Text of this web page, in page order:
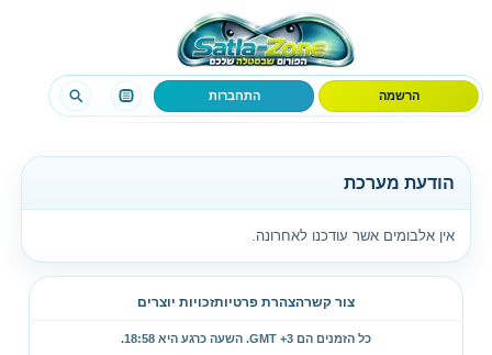
הרשמה התחברות
הודעת מערכת
אין אלבומים אשר עודכנו לאחרונה.
צור קשרהצהרת פרטיותזכויות יוצרים
כל הזמנים הם GMT +3. השעה כרגע היא 18:58
.